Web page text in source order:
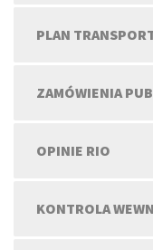
PLAN
ZAMÓWIENIA
OPINIE RIO
KONTROLA